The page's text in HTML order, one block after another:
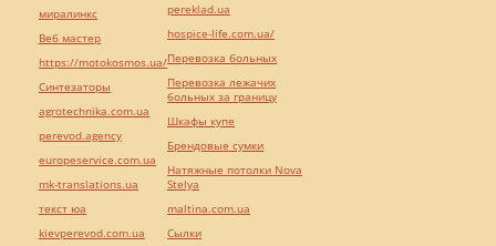
миралинкс
Веб мастер
https://motokosmos.ua/
Синтезаторы
agrotechnika.com.ua
perevod.agency
europeservice.com.ua
mk-translations.ua
текст юа
kievperevod.com.ua
pereklad.ua
hospice-life.com.ua/
Перевозка больных
Перевозка лежачих
больных за границу
Шкафы купе
Брендовые сумки
Натяжные потолки Nova
Stelya
maltina.com.ua
Cылки